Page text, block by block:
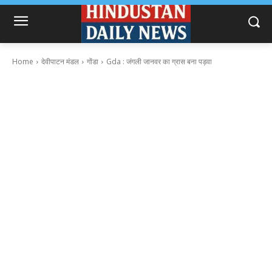
Home देवीपाटन मंडल गोंडा Gda : जंगली जानवर का ग्रास बना पड़वा